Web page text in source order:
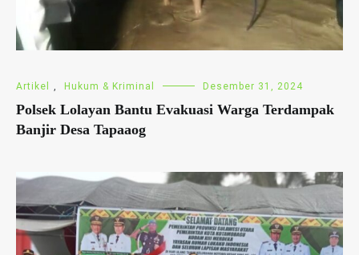
Artikel Hukum & Kriminal Desember 31, 2024
Polsek Lolayan Bantu Evakuasi Warga Terdampak
Banjir Desa Tapaaog